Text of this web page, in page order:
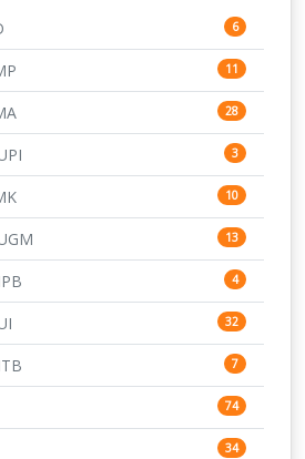
3
169
7
4
133
146
231
134
2
153
6
11
28
3
10
13
4
32
7
74
34